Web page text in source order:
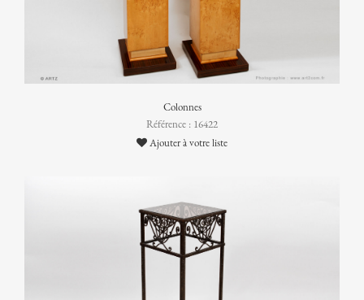
Colonnes
Référence : 16422
Ajouter à votre liste